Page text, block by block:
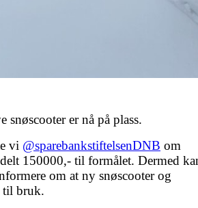
snøscooter er nå på plass.
vi @sparebankstiftelsenDNB om
150000,- til formålet. Dermed
om at ny snøscooter og
til bruk.